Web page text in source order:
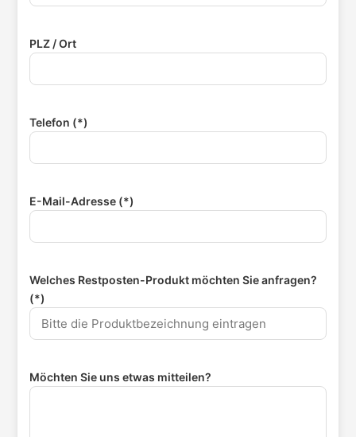
PLZ / Ort
Telefon (*)
E-Mail-Adresse (*)
Welches Restposten-Produkt möchten Sie anfragen?
(*)
Möchten Sie uns etwas mitteilen?